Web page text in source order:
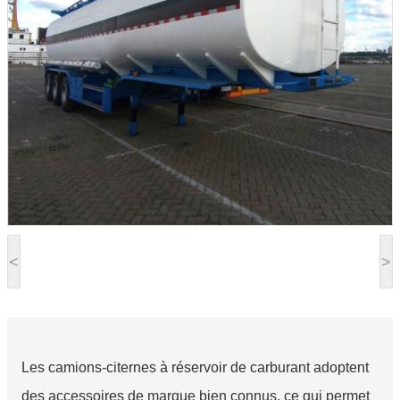
< >
Les camions-citernes à réservoir de carburant adoptent
des accessoires de marque bien connus, ce qui permet